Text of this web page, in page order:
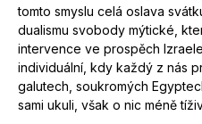
tomto smyslu celá oslava
dualismu svobody mýtické,
intervence ve prospěch
individuální, kdy každý z nás
galutech, soukromých
sami ukuli, však o nic méně